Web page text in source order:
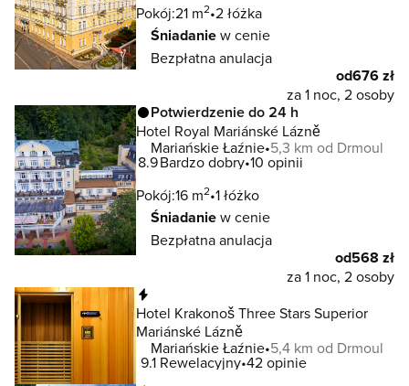
Pokój:21 m2 2 łóżka
Śniadaniew cenie
Bezpłatna anulacja
od676 zł
za 1 noc, 2 osoby
Potwierdzenie do 24 h
Hotel Royal Mariánské Lázně
Mariańskie Łaźnie 5,3 km od Drmoul
8.9Bardzo dobry 10 opinii
Pokój:16 m2 1 łóżko
Śniadaniew cenie
Bezpłatna anulacja
od568 zł
za 1 noc, 2 osoby
Hotel Krakonoš Three Stars Superior
Mariánské Lázně
Mariańskie Łaźnie 5,4 km od Drmoul
9.1 Rewelacyjny 42 opinie